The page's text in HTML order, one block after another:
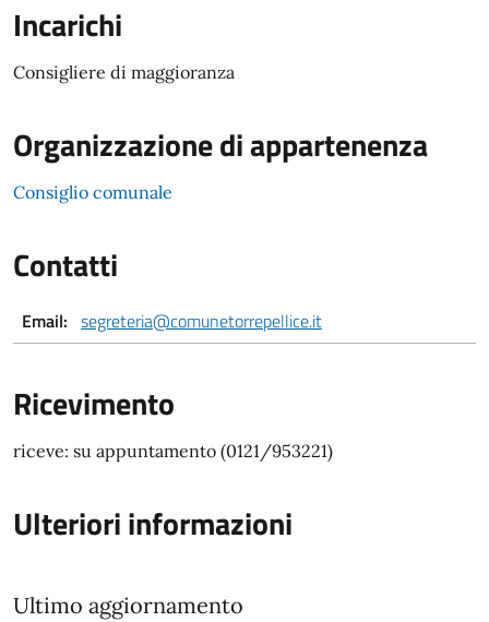
Incarichi
Consigliere di maggioranza
Organizzazione di appartenenza
Consiglio comunale
Contatti
Email: segreteria@comunetorrepellice.it
Ricevimento
riceve: su appuntamento (0121/953221)
Ulteriori informazioni
Ultimo aggiornamento